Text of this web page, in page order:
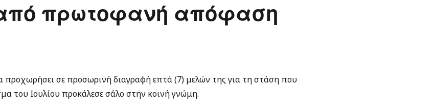
πρωτοφανή απόφαση
προχωρήσει σε προσωρινή διαγραφή επτά (7) μελών της για τη στάση που
του Ιουλίου προκάλεσε σάλο στην κοινή γνώμη.